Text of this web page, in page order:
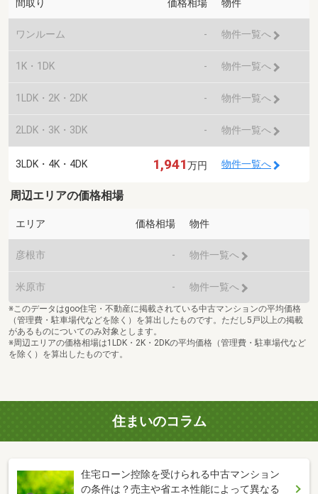
間取り 価格相場 物件
ワンルーム - 物件一覧へ
1K・1DK - 物件一覧へ
1LDK・2K・2DK - 物件一覧へ
2LDK・3K・3DK - 物件一覧へ
3LDK・4K・4DK 1,941万円 物件一覧へ
周辺エリアの価格相場
エリア 価格相場 物件
彦根市 - 物件一覧へ
米原市 - 物件一覧へ
※このデータはgoo住宅・不動産に掲載されている中古マンションの平均価格
（管理費・駐車場代などを除く）を算出したものです。ただし5戸以上の掲載
があるものについてのみ対象とします。
※周辺エリアの価格相場は1LDK・2K・2DKの平均価格（管理費・駐車場代など
を除く）を算出したものです。
住まいのコラム
住宅ローン控除を受けられる中古マンション
の条件は？売主や省エネ性能によって異なる